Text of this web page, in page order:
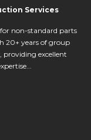
Services
non-standard parts
20+ years of group
providing excellent